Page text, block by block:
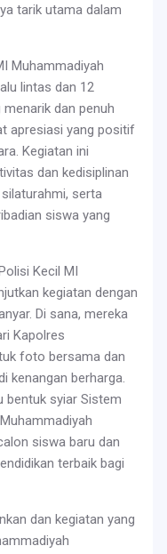
tarik utama dalam
Muhammadiyah
lintas dan 12
dan penuh
apresiasi yang positif
Kegiatan ini
dan kedisiplinan
serta
siswa yang
Kecil MI
kegiatan dengan
Di sana, mereka
Kapolres
foto bersama dan
kenangan berharga.
bentuk syiar Sistem
siswa baru dan
terbaik bagi
dan kegiatan yang